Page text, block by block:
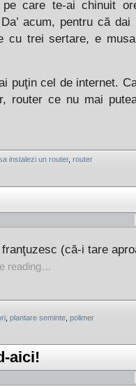
pe care te-ai chinuit
acum, pentru că
cu trei sertare, e
puţin cel de internet.
router ce nu mai
instalezi un router, router
(că-i tare
reading…
plantare seminte polimer
aici!